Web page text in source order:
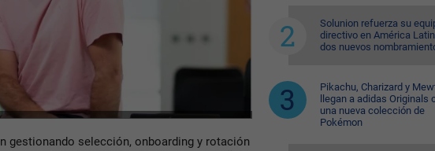
gestionando selección, onboarding y rotación
Solunion refuerza su
directivo en América
dos nuevos
Pikachu, Charizard y
llegan a adidas Originals
una nueva colección de
Pokémon